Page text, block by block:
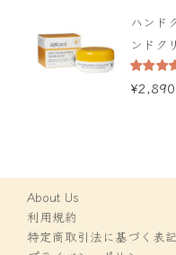
ハンド
ンドク
5段階中
5.00の評
¥2,890
About Us
利用規約
特定商取引法に基づく表記